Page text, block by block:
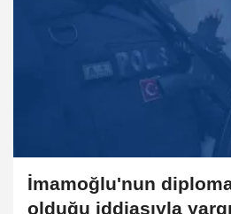
İmamoğlu'nun
olduğu iddiasıyla